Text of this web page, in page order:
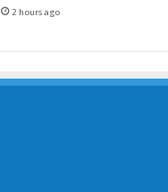
2 hours ago